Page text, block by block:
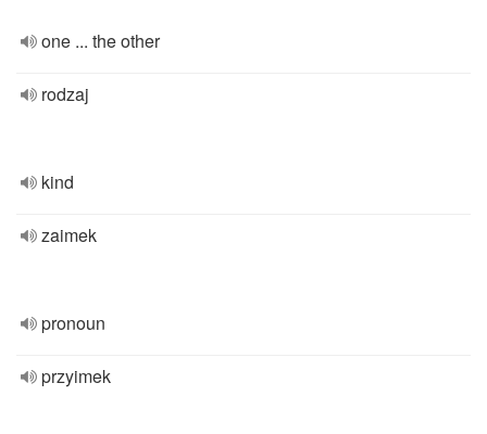
one ... the other
rodzaj
kind
zaimek
pronoun
przyimek